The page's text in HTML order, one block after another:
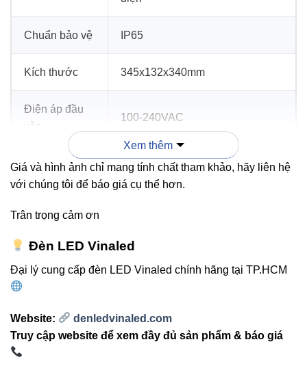
Chuẩn bảo vệ IP65
Kích thước 345x132x340mm
Điện áp đầu
vào
100-240VAC
Tuổi thọ 50.000 giờ
3. Ứng dụng thực tế
Bãi đỗ xe, kho bãi và các khu vực công cộng.
Xem thêm
Giá và hình ảnh chỉ mang tính chất tham khảo, hãy liên hệ
với chúng tôi để báo giá cụ thể hơn.
Trân trọng cảm ơn
Đèn LED Vinaled
Đại lý cung cấp đèn LED Vinaled chính hãng tại TP.HCM
Website:
denledvinaled.com
Truy cập website để xem đầy đủ sản phẩm & báo giá